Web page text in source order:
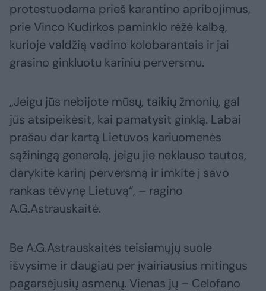
protestuodama prieš karantino apribojimus,
prie Vinco Kudirkos paminklo rėžė kalbą,
kurioje valdžią vadino kolobarantais ir jai
grasino ginkluotu kariniu perversmu.
„Jeigu jūs nebijote mūsų, taikių žmonių, gal
jūs atsipeikėsit, kai pamatysit ginklą. Labai
prašau dar kartą Lietuvos kariuomenės
sąžiningą generolą, jeigu jie neklauso tautos,
darykite karinį perversmą ir imkite į savo
rankas tėvynę Lietuvą“, – ragino
A.G.Astrauskaitė.
Be A.G.Astrauskaitės teisiamųjų suole
išvysime ir daugiau per įvairiausius mitingus
pagarsėjusių asmenų. Vienas jų – Celofano